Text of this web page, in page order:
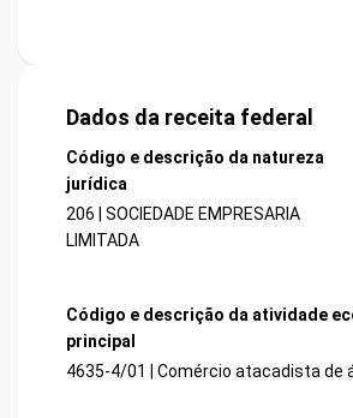
Dados da receita federal
Código e descrição da natureza
jurídica
206 | SOCIEDADE EMPRESARIA
LIMITADA
Código e descrição da atividade
principal
4635-4/01 | Comércio atacadista de